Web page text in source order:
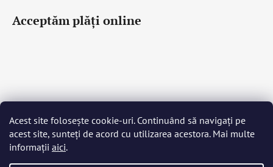
Acest site folosește cookie-uri. Continuând să navigați pe
acest site, sunteți de acord cu utilizarea acestora. Mai multe
informații aici.
Acceptăm plăţi online
Čeština Slovenčina English Deutsch Magyar
Język polski
Română Italiano Español Français
Português
Nederlands Українська Ελληνικά Svenska Dansk